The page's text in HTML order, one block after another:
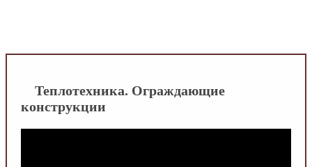
Теплотехника. Ограждающие
конструкции